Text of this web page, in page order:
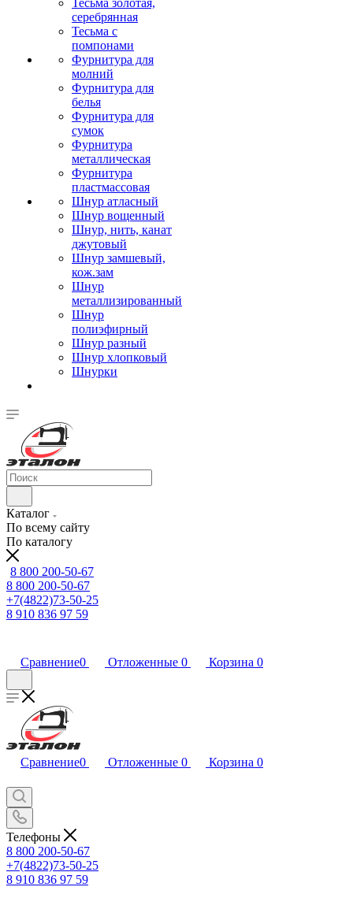
Тесьма золотая,
серебрянная
Тесьма с
помпонами
Фурнитура для
молний
Фурнитура для
белья
Фурнитура для
сумок
Фурнитура
металлическая
Фурнитура
пластмассовая
Шнур атласный
Шнур вощенный
Шнур, нить, канат
джутовый
Шнур замшевый,
кож.зам
Шнур
металлизированный
Шнур
полиэфирный
Шнур разный
Шнур хлопковый
Шнурки
Каталог
По всему сайту
По каталогу
8 800 200-50-67
8 800 200-50-67
+7(4822)73-50-25
8 910 836 97 59
Сравнение0 Отложенные 0 Корзина 0
Сравнение0 Отложенные 0 Корзина 0
Телефоны
8 800 200-50-67
+7(4822)73-50-25
8 910 836 97 59